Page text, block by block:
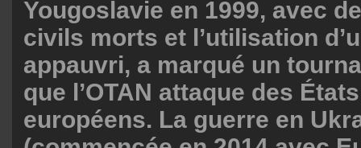
Yougoslavie en 1999, avec
civils morts et l’utilisation
appauvri, a marqué un
que l’OTAN attaque des
européens. La guerre en